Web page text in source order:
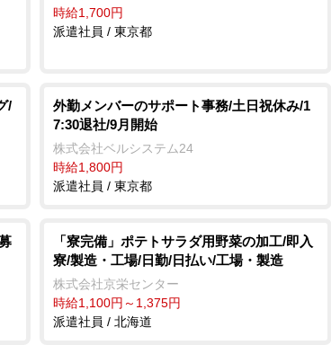
時給1,700円
派遣社員 / 東京都
/
外勤メンバーのサポート事務/土日祝休み/1
7:30退社/9月開始
株式会社ベルシステム24
時給1,800円
派遣社員 / 東京都
「寮完備」ポテトサラダ用野菜の加工/即入
寮/製造・工場/日勤/日払い/工場・製造
株式会社京栄センター
時給1,100円～1,375円
派遣社員 / 北海道